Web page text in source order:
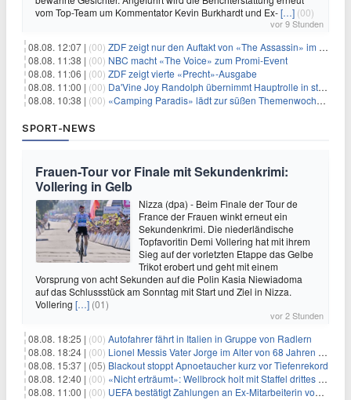
vom Top-Team um Kommentator Kevin Burkhardt und Ex-[…] (00)
vor 9 Stunden
08.08. 12:07 | (00) ZDF zeigt nur den Auftakt von «The Assassin» im Fernsehen
08.08. 11:38 | (00) NBC macht «The Voice» zum Promi-Event
08.08. 11:06 | (00) ZDF zeigt vierte «Precht»-Ausgabe
08.08. 11:00 | (00) Da'Vine Joy Randolph übernimmt Hauptrolle in starbesetzter schwarzer Komödie
08.08. 10:38 | (00) «Camping Paradis» lädt zur süßen Themenwoche ein
SPORT-NEWS
Frauen-Tour vor Finale mit Sekundenkrimi:
Vollering in Gelb
Nizza (dpa) - Beim Finale der Tour de
France der Frauen winkt erneut ein
Sekundenkrimi. Die niederländische
Topfavoritin Demi Vollering hat mit ihrem
Sieg auf der vorletzten Etappe das Gelbe
Trikot erobert und geht mit einem
Vorsprung von acht Sekunden auf die Polin Kasia Niewiadoma
auf das Schlussstück am Sonntag mit Start und Ziel in Nizza.
Vollering […] (01)
vor 2 Stunden
08.08. 18:25 | (00) Autofahrer fährt in Italien in Gruppe von Radlern
08.08. 18:24 | (00) Lionel Messis Vater Jorge im Alter von 68 Jahren gestorben
08.08. 15:37 | (05) Blackout stoppt Apnoetaucher kurz vor Tiefenrekord
08.08. 12:40 | (00) «Nicht erträumt»: Wellbrock holt mit Staffel drittes EM-Gold
08.08. 11:00 | (00) UEFA bestätigt Zahlungen an Ex-Mitarbeiterin von Infantino